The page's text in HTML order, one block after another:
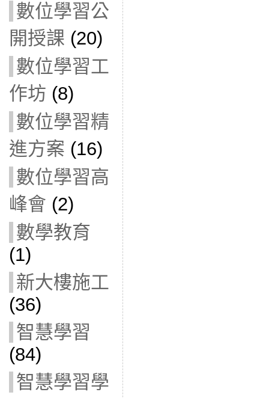
數位學習公
開授課 (20)
數位學習工
作坊 (8)
數位學習精
進方案 (16)
數位學習高
峰會 (2)
數學教育
(1)
新大樓施工
(36)
智慧學習
(84)
智慧學習學